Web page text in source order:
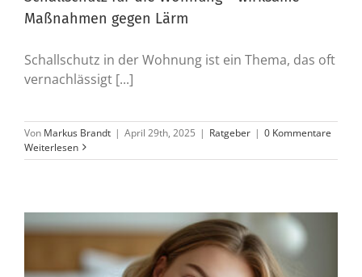
Maßnahmen gegen Lärm
Schallschutz in der Wohnung ist ein Thema, das oft
vernachlässigt [...]
Von Markus Brandt | April 29th, 2025 | Ratgeber | 0 Kommentare
Weiterlesen